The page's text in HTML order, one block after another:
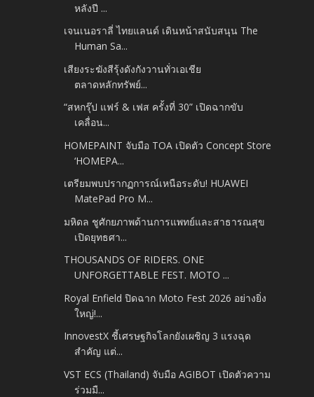
หลังปี ...
เจนเนอราลี่ ไทยแลนด์ เดินหน้าสนับสนุน The
Human Sa...
เสียงระฆังสีรุ้งดังกังวานทั่วเอเชีย
ตลาดหลักทรัพย์...
“สหกรุ๊ป แฟร์ & เฟส ครั้งที่ 30” เปิดฉากขับ
เคลื่อน...
HOMEPAINT จับมือ TOA เปิดตัว Concept Store
‘HOMEPA...
เตรียมพบปรากฏการณ์เหนือระดับ! HUAWEI
MatePad Pro M...
มหิดล ชูศักยภาพด้านการแพทย์และสาธารณสุข
เปิดยุทธศา...
THOUSANDS OF RIDERS. ONE
UNFORGETTABLE FEST. MOTO ...
Royal Enfield ปิดฉาก Moto Fest 2026 อย่างยิ่ง
ใหญ่!...
InnovestX ชี้เศรษฐกิจโลกยังเผชิญ 3 แรงฉุด
สำคัญ แต่...
VST ECS (Thailand) จับมือ AGIBOT เปิดตัวความ
ร่วมมื...